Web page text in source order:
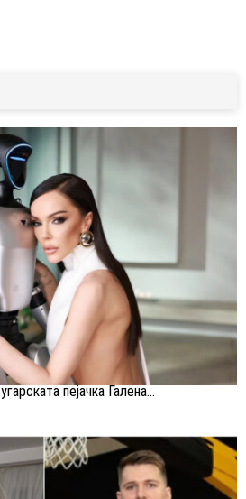
пејачка Галена...